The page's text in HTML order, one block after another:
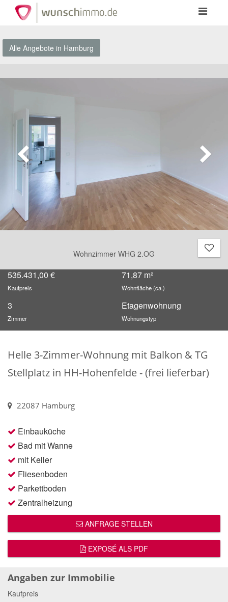
Toggle
Alle Angebote in Hamburg
Wohnzimmer WHG 2.OG
535.431,00 €
Kaufpreis
71,87 m²
Wohnfläche (ca.)
3
Zimmer
Etagenwohnung
Wohnungstyp
Helle 3-Zimmer-Wohnung mit Balkon & TG
Stellplatz in HH-Hohenfelde - (frei lieferbar)
22087 Hamburg
Einbauküche
Bad mit Wanne
mit Keller
Fliesenboden
Parkettboden
Zentralheizung
ANFRAGE STELLEN
EXPOSÉ ALS PDF
Angaben zur Immobilie
Kaufpreis